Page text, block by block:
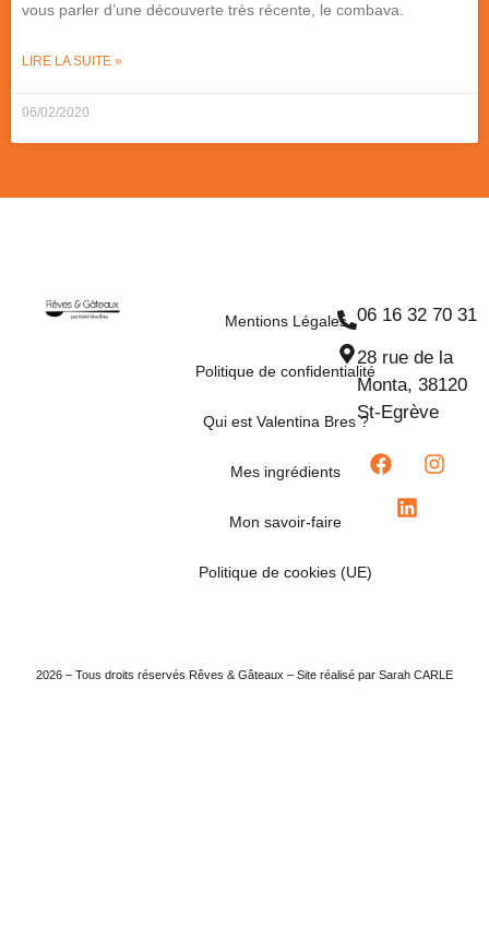
vous parler d’une découverte très récente, le combava.
LIRE LA SUITE »
06/02/2020
Mentions Légales
Politique de confidentialité
Qui est Valentina Bres ?
Mes ingrédients
Mon savoir-faire
Politique de cookies (UE)
06 16 32 70 31
28 rue de la
Monta, 38120
St-Egrève
2026 – Tous droits réservés Rêves & Gâteaux – Site réalisé par Sarah CARLE